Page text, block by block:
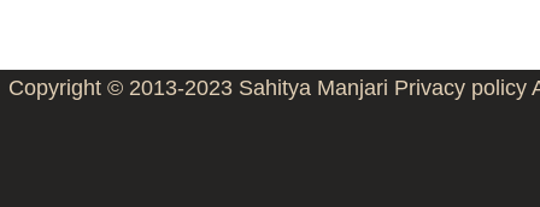
Copyright © 2013-2023 Sahitya Manjari Privacy policy